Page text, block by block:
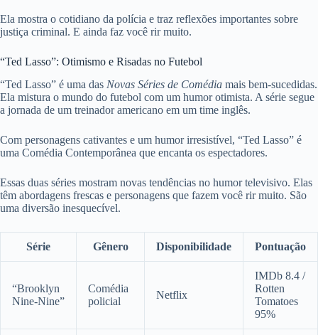
Ela mostra o cotidiano da polícia e traz reflexões importantes sobre
justiça criminal. E ainda faz você rir muito.
“Ted Lasso”: Otimismo e Risadas no Futebol
“Ted Lasso” é uma das Novas Séries de Comédia mais bem-sucedidas.
Ela mistura o mundo do futebol com um humor otimista. A série segue
a jornada de um treinador americano em um time inglês.
Com personagens cativantes e um humor irresistível, “Ted Lasso” é
uma Comédia Contemporânea que encanta os espectadores.
Essas duas séries mostram novas tendências no humor televisivo. Elas
têm abordagens frescas e personagens que fazem você rir muito. São
uma diversão inesquecível.
Série Gênero Disponibilidade Pontuação
“Brooklyn
Nine-Nine”
Comédia
policial
Netflix
IMDb 8.4 /
Rotten
Tomatoes
95%